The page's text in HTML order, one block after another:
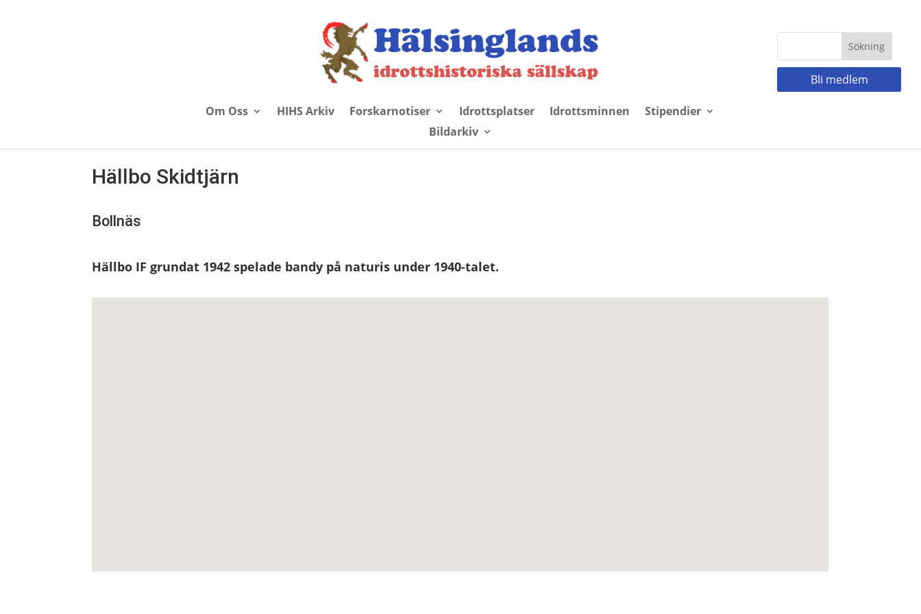
Om Oss HIHS Arkiv Forskarnotiser Idrottsplatser Idrottsminnen
Stipendier
Bildarkiv
Bli medlem
Hällbo Skidtjärn
Bollnäs
Hällbo IF grundat 1942 spelade bandy på naturis under 1940-talet.